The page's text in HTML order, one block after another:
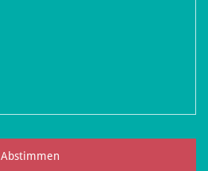
Abstimmen